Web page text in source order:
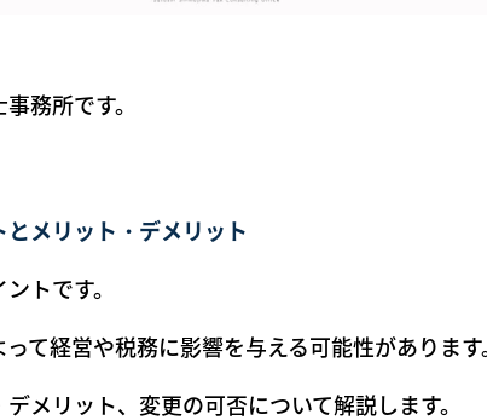
務所です。
メリット・デメリット
トです。
て経営や税務に影響を与える可能性があります
メリット、変更の可否について解説します。